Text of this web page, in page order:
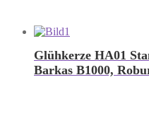
Glühkerze HA01
Barkas B1000,